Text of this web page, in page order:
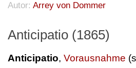
Autor: Arrey von Dommer
Anticipatio (1865)
Anticipatio, Vorausnahme